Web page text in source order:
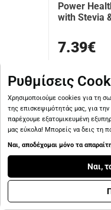
Power
with Stevia
7.39€
Ρυθμίσεις
Χρησιμοποιούμε cookies για τη
της επισκεψιμότητάς μας, για
παρέχουμε εξατομικευμένη
μας εύκολα! Μπορείς να δεις τη
Ναι, αποδέχομαι μόνο τα
Ναι,